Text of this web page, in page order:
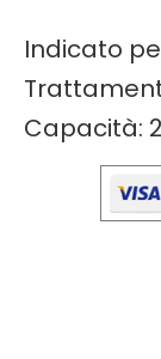
Indicato
Capacità: